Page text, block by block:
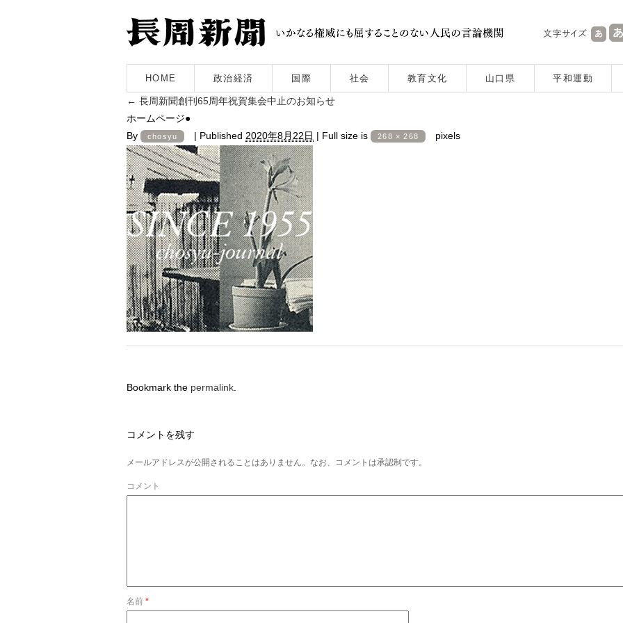
HOME 政治経済 国際 社会 教育文化 山口県 平和運動
← 長周新聞創刊65周年祝賀集会中止のお知らせ
ホームページ●
By
chosyu | Published 2020年8月22日 | Full size is 268 × 268 pixels
Bookmark the permalink
コメントを残す
メールアドレスが公開されることはありません。なお、コメントは承認制です。
コメント
名前 *